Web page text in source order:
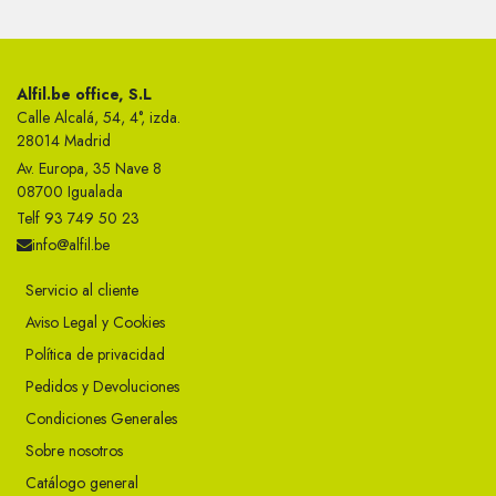
Alfil.be office, S.L
Calle Alcalá, 54, 4°, izda.
28014 Madrid
Av. Europa, 35 Nave 8
08700 Igualada
Telf 93 749 50 23
info@alfil.be
Servicio al cliente
Aviso Legal y Cookies
Política de privacidad
Pedidos y Devoluciones
Condiciones Generales
Sobre nosotros
Catálogo general